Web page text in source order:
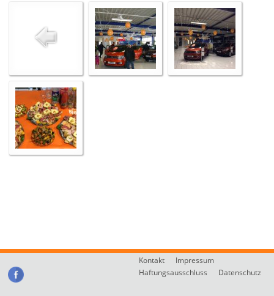
Kontakt
Impressum
Haftungsausschluss
Datenschutz